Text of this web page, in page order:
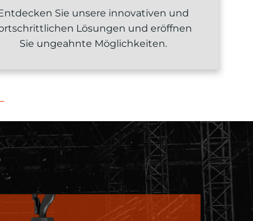
Sie unsere innovativen und
Lösungen und eröffnen
Sie ungeahnte Möglichkeiten.